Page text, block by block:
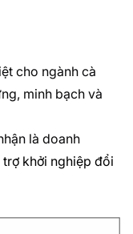
cho ngành cà
minh bạch và
là doanh
khởi nghiệp đổi